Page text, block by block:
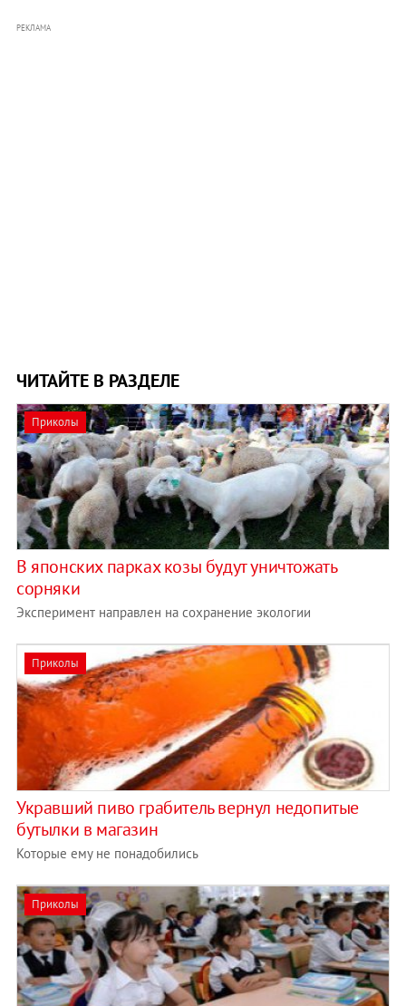
РЕКЛАМА
ЧИТАЙТЕ В РАЗДЕЛЕ
Приколы
В японских парках козы будут уничтожать
сорняки
Эксперимент направлен на сохранение экологии
Приколы
Укравший пиво грабитель вернул недопитые
бутылки в магазин
Которые ему не понадобились
Приколы